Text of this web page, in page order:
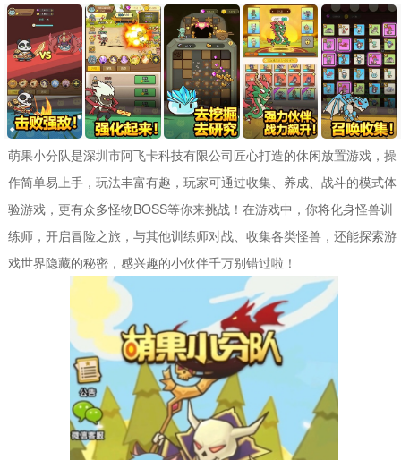
萌果小分队是深圳市阿飞卡科技有限公司匠心打造的休闲放置游戏，操
作简单易上手，玩法丰富有趣，玩家可通过收集、养成、战斗的模式体
验游戏，更有众多怪物BOSS等你来挑战！在游戏中，你将化身怪兽训
练师，开启冒险之旅，与其他训练师对战、收集各类怪兽，还能探索游
戏世界隐藏的秘密，感兴趣的小伙伴千万别错过啦！